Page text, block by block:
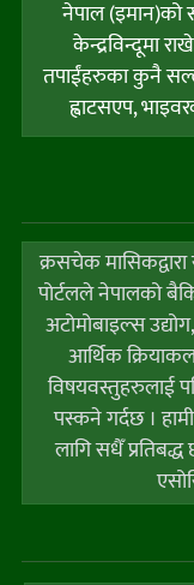
नेपाल (इमान)को
केन्द्रविन्दूमा
तपाईंहरुका कुनै
ह्वाटसएप,
क्रसचेक
पोर्टलले नेपालको
अटोमोबाइल्स
आर्थिक
विषयवस्तुहरुलाई
पस्कने गर्दछ ।
लागि सधैँ प्रतिबद्ध